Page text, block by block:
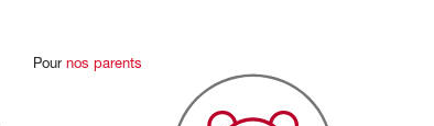
Pour nos parents